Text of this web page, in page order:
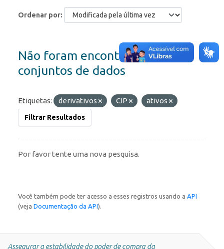
Ordenar por
Não foram encontrados
conjuntos de dados
Etiquetas: derivativos CIP ativos
Filtrar Resultados
Por favor tente uma nova pesquisa.
Você também pode ter acesso a esses registros usando a API
(veja Documentação da API).
Assegurar a estabilidade do poder de compra da